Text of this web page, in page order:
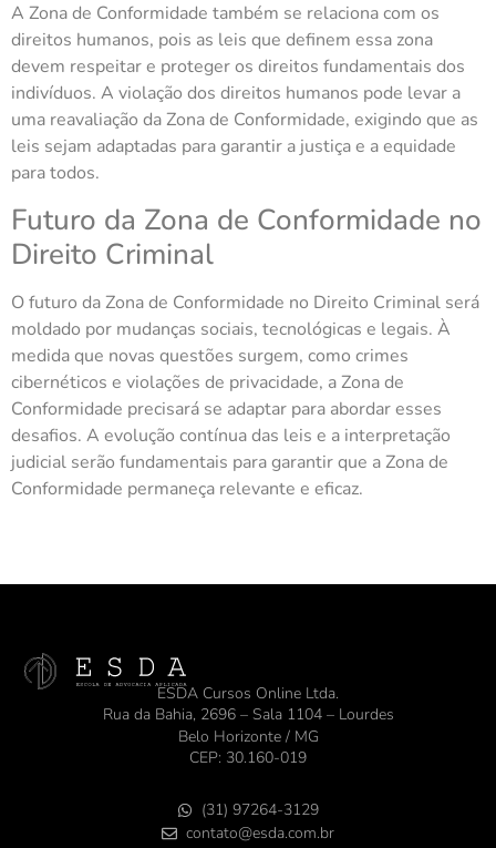
A Zona de Conformidade também se relaciona com os
direitos humanos, pois as leis que definem essa zona
devem respeitar e proteger os direitos fundamentais dos
indivíduos. A violação dos direitos humanos pode levar a
uma reavaliação da Zona de Conformidade, exigindo que as
leis sejam adaptadas para garantir a justiça e a equidade
para todos.
Futuro da Zona de Conformidade no
Direito Criminal
O futuro da Zona de Conformidade no Direito Criminal será
moldado por mudanças sociais, tecnológicas e legais. À
medida que novas questões surgem, como crimes
cibernéticos e violações de privacidade, a Zona de
Conformidade precisará se adaptar para abordar esses
desafios. A evolução contínua das leis e a interpretação
judicial serão fundamentais para garantir que a Zona de
Conformidade permaneça relevante e eficaz.
ESDA Cursos Online Ltda.
Rua da Bahia, 2696 – Sala 1104 – Lourdes
Belo Horizonte / MG
CEP: 30.160-019
(31) 97264-3129
contato@esda.com.br